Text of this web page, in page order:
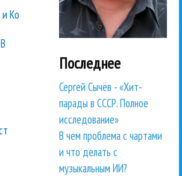
Ко
Последнее
Сергей Сычёв - «Хит-
парады в СССР. Полное
исследование»
В чем проблема с чартами
и что делать с
музыкальным ИИ?